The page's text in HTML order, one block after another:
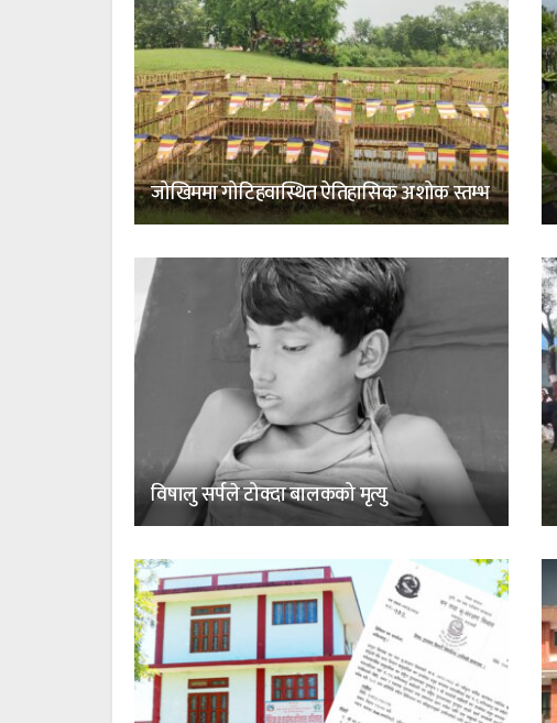
जोखिममा गोटिहवास्थित ऐतिहासिक अशोक स्तम्भ
विषालु सर्पले टोक्दा बालकको मृत्यु